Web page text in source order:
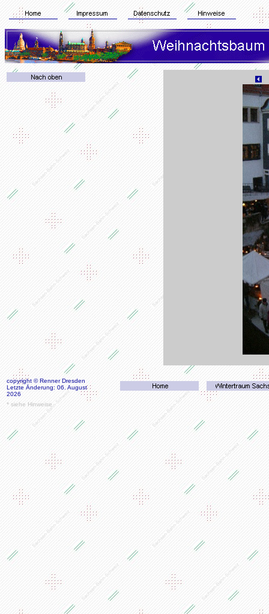
copyright © Renner Dresden
Letzte Änderung: 06. August
2026
* siehe Hinweise